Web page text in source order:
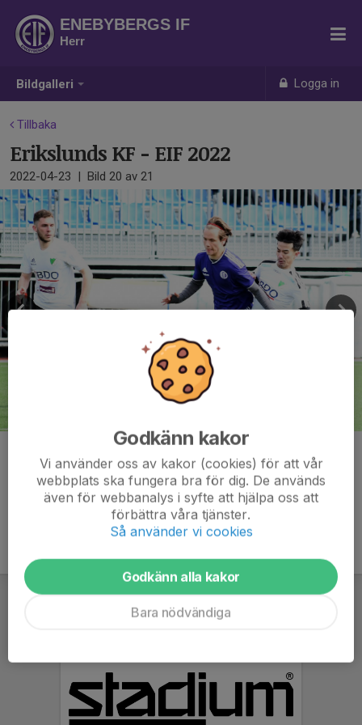
Bildgalleri Logga in
ENEBYBERGS IF
Herr
Tillbaka
Erikslunds KF - EIF 2022
2022-04-23 | Bild 20 av 21
Kommentarer
Godkänn kakor
Vi använder oss av kakor (cookies) för att vår
webbplats ska fungera bra för dig. De används
även för webbanalys i syfte att hjälpa oss att
förbättra våra tjänster.
Så använder vi cookies
Godkänn alla kakor
Bara nödvändiga